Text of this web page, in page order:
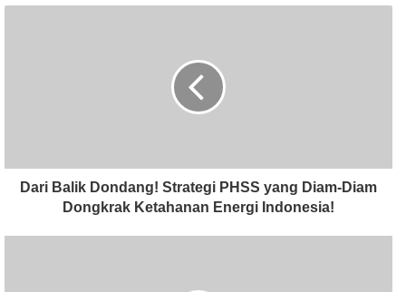
Dari Balik Dondang! Strategi PHSS yang Diam-Diam
Dongkrak Ketahanan Energi Indonesia!